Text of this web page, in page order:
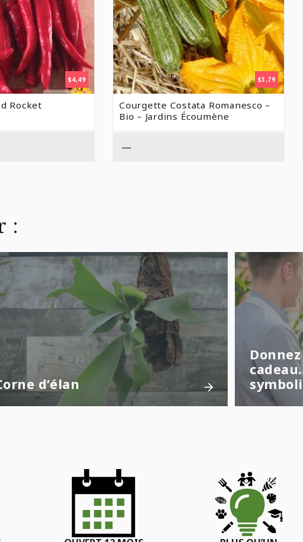
$4,49
Rocket
$3,79
Courgette Costata Romanesco –
Bio – Jardins Écoumène
—
:
d’élan